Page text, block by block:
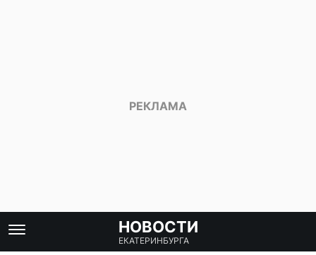
НОВОСТИ
ЕКАТЕРИНБУРГА